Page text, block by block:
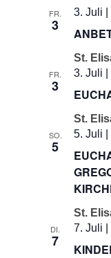
FR.
3
3. Juli |
St.
FR.
3
3. Juli |
St.
SO.
5
5. Juli |
St.
DI.
7
7. Juli |